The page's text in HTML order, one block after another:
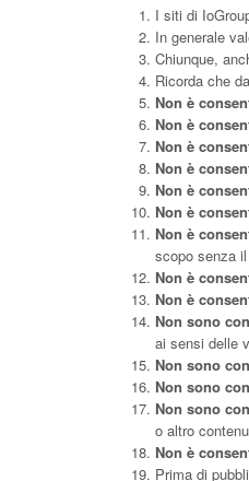
I siti di
In generale
Chiunque,
Ricorda che
Non è
Non è
Non è
Non è
Non è
Non è
Non è
scopo senza
Non è
Non è
Non sono
ai sensi delle
Non sono
Non sono
Non sono
o altro
Non è
Prima di